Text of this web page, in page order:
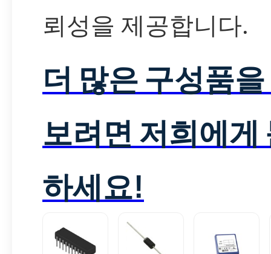
뢰성을 제공합니다.
더 많은 구성품
보려면 저희에게
하세요!